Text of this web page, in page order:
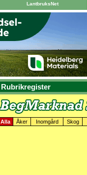
LantbruksNet
Rubrikregister
Alla Åker Inomgård Skog